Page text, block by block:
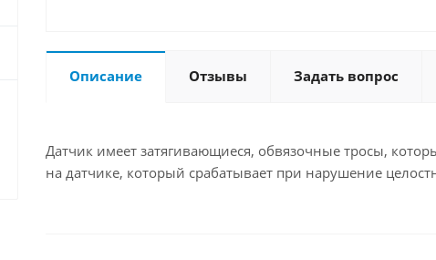
Описание Отзывы Задать вопрос
Датчик имеет затягивающиеся, обвязочные тросы,
на датчике, который срабатывает при нарушение